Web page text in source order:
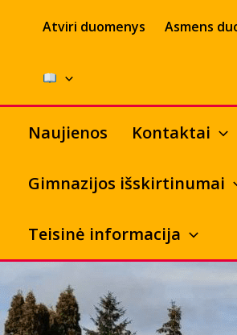
Atviri duomenys Asmens
Naujienos Kontaktai
Gimnazijos išskirtinumai
Teisinė informacija